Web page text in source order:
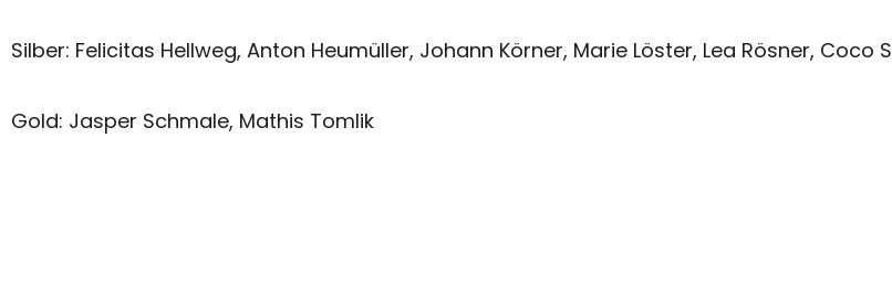
Silber: Felicitas Hellweg, Anton Heumüller, Johann Körner, Marie Löster, Lea Rösner, Coco
Gold: Jasper Schmale, Mathis Tomlik